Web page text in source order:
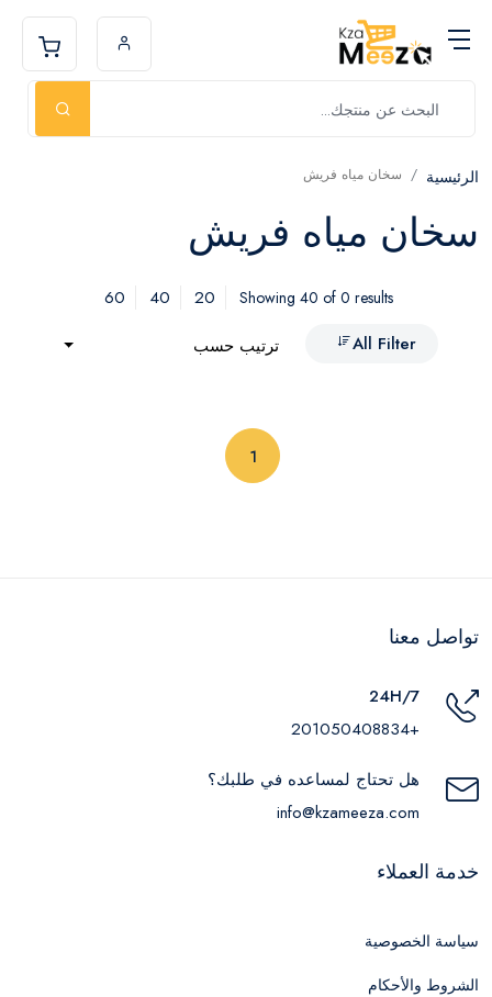
الرئيسية سخان مياه فريش
سخان مياه فريش
Showing 40 of 0 results
20
40
60
All Filter
ترتيب حسب
1
تواصل معنا
24H/7
+201050408834
هل تحتاج لمساعده في طلبك؟
info@kzameeza.com
خدمة العملاء
سياسة الخصوصية
الشروط والأحكام